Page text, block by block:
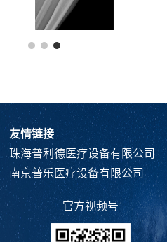
友情链接
珠海普利德医疗设备有限公司
南京普乐医疗设备有限公司
官方视频号